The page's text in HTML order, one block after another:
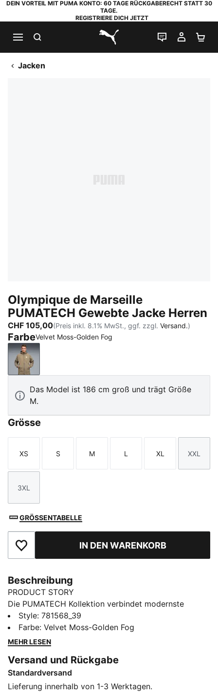
DEIN VORTEIL MIT PUMA KONTO: 60 TAGE RÜCKGABERECHT STATT 30
TAGE.
REGISTRIERE DICH JETZT
PUMA.com
LIVE-CHAT
MEIN
Jacken
Olympique de Marseille
PUMATECH Gewebte Jacke Herren
CHF 105,00(Preis inkl. 8.1% MwSt., ggf. zzgl. Versand.)
FarbeVelvet Moss-Golden Fog
Velvet Moss-Golden Fog
Das Model ist 186 cm groß und trägt Größe
M.
Grösse
Größe
XS
Größe
S
Größe
M
Größe
L
Größe
XL
Größe
XXL
Größe
3XL
GRÖSSENTABELLE
Zu Favoriten hinzufügenIN DEN WARENKORB
Beschreibung
PRODUCT STORY
Die PUMATECH Kollektion verbindet modernste
Technologie mit dem legendären Erbe des Clubs. Sie
wurde für echte Fans entwickelt und bietet Komfort,
optimale Performance und Style durch innovative
trainierst oder das Team unterstützt, diese Kollektion
lässt dich den Siegesgeist des Vereins erleben –
angetrieben durch die innovative Technologie von
Style: 781568_39
Farbe: Velvet Moss-Golden Fog
MEHR LESEN
Versand und Rückgabe
Standardversand
Lieferung innerhalb von 1-3 Werktagen.